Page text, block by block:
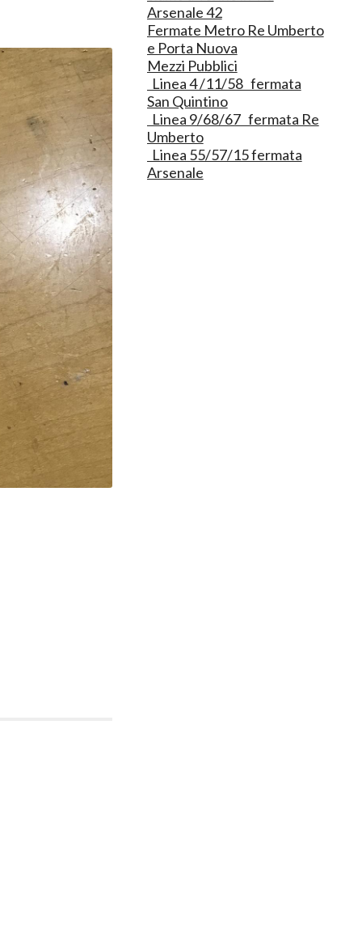
Arsenale 42
Fermate Metro Re Umberto
e Porta Nuova
Mezzi Pubblici
Linea 4 /11/58 fermata
San Quintino
Linea 9/68/67 fermata Re
Umberto
Linea 55/57/15 fermata
Arsenale